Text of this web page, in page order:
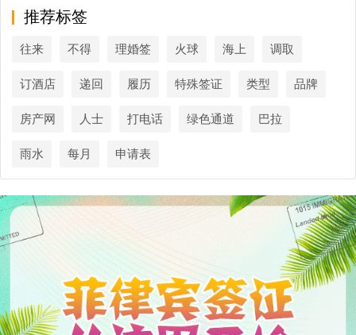
推荐标签
往来 不得 理婚签 火球 海上 调取
订酒店 递回 履历 特殊签证 类型 品牌
房产网 人士 打电话 绿色通道 巴拉
雨水 每月 申请表